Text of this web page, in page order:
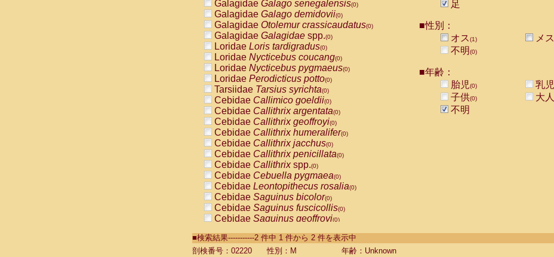
Galagidae Galago senegalensis(0)
Galagidae Galago demidovii(0)
Galagidae Otolemur crassicaudatus(0)
Galagidae Galagidae spp.(0)
Loridae Loris tardigradus(0)
Loridae Nycticebus coucang(0)
Loridae Nycticebus pygmaeus(0)
Loridae Perodicticus potto(0)
Tarsiidae Tarsius syrichta(0)
Cebidae Callimico goeldii(0)
Cebidae Callithrix argentata(0)
Cebidae Callithrix geoffroyi(0)
Cebidae Callithrix humeralifer(0)
Cebidae Callithrix jacchus(0)
Cebidae Callithrix penicillata(0)
Cebidae Callithrixspp.(0)
Cebidae Cebuella pygmaea(0)
Cebidae Leontopithecus rosalia(0)
Cebidae Saguinus bicolor(0)
Cebidae Saguinus fuscicollis(0)
Cebidae Saguinus geoffroyi(0)
CebidaeSaguinus labiatus(0)
Cebidae Saguinus leucopus (0)
足
■性別：
オス(1) メス
不明(0)
■年齢：
胎児(0) 乳児
子供(0) 大人
不明
■検索結果-----------2 件中 1 件から 2 件を表示中
剖検番号：02220
性別：M
年齢：Unknown